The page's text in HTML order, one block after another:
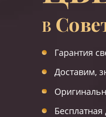
В
Гарантия
Доставим,
Бесплатная